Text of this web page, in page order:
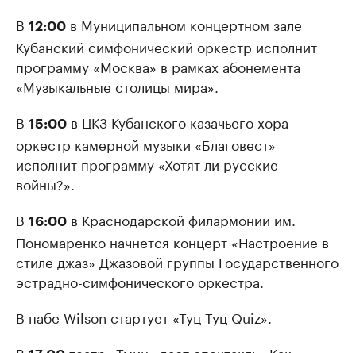
В 12:00 в Муниципальном концертном зале
Кубанский симфонический оркестр исполнит
программу «Москва» в рамках абонемента
«Музыкальные столицы мира».
В 15:00 в ЦКЗ Кубанского казачьего хора
оркестр камерной музыки «Благовест»
исполнит программу «Хотят ли русские
войны?».
В 16:00 в Краснодарской филармонии им.
Пономаренко начнется концерт «Настроение в
стиле джаз» Джазовой группы Государственного
эстрадно-симфонического оркестра.
В пабе Wilson стартует «Туц-Туц Quiz».